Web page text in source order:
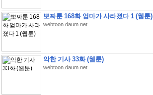
뽀짜툰 168화 엄마가 사라졌다 1 (웹툰)
webtoon.daum.net
악한 기사 33화 (웹툰)
webtoon.daum.net